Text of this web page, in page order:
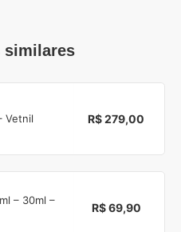
similares
Vetnil R$ 279,00
– 30ml –
R$ 69,90